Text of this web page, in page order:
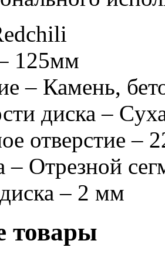
125мм
– Камень,
диска –
отверстие –
– Отрезной
– 2 мм
товары